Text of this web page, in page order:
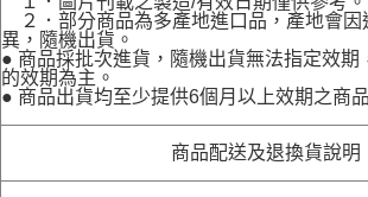
２．部分商品為多產地進口品，產地會因
異，隨機出貨。
● 商品採批次進貨，隨機出貨無法指定效期
的效期為主。
● 商品出貨均至少提供6個月以上效期之商
商品配送及退換貨說明